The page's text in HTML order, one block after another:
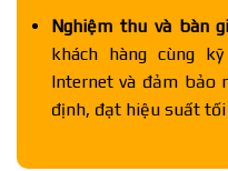
Nghiệm thu và bàn
khách hàng cùng
Internet và đảm
định, đạt hiệu suất tối